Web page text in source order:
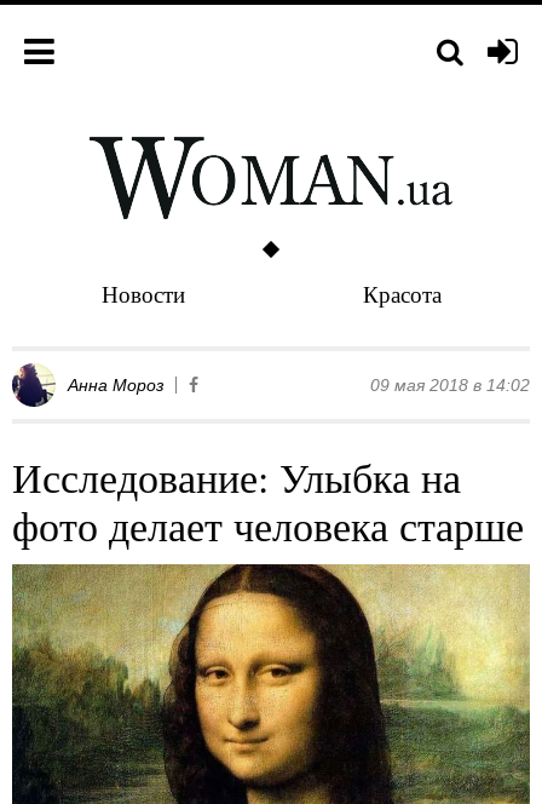
Новости Красота
Анна Мороз 09 мая 2018 в 14:02
Исследование: Улыбка на
фото делает человека старше